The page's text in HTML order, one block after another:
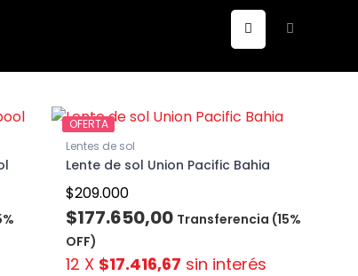
OFERTA
Lentes de sol
Lente de sol Union Pacific Bahia
$209.000
$177.650,00 Transferencia (15%
OFF)
12 X $17.416,67 sin interés